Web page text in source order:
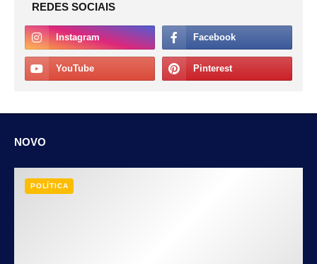
REDES SOCIAIS
NOVO
POLÍTICA